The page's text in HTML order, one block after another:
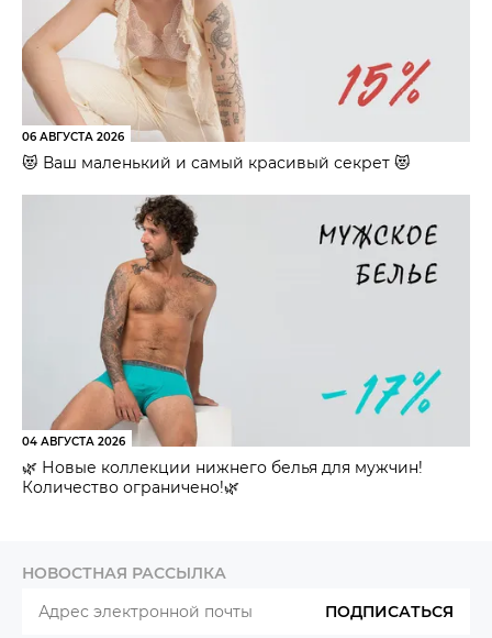
06 АВГУСТА 2026
😻 Ваш маленький и самый красивый секрет 😻
04 АВГУСТА 2026
🌿 Новые коллекции нижнего белья для мужчин!
Количество ограничено!🌿
НОВОСТНАЯ РАССЫЛКА
ПОДПИСАТЬСЯ